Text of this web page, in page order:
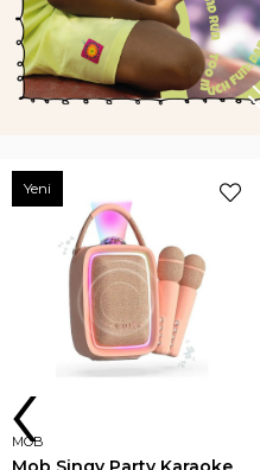
MOB
Yeni
‹